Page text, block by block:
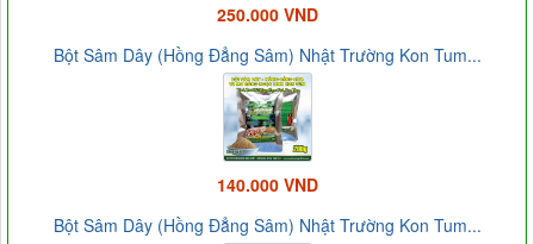
250.000 VND
Bột Sâm Dây (Hồng Đẳng Sâm) Nhật Trường Kon Tum...
140.000 VND
Bột Sâm Dây (Hồng Đẳng Sâm) Nhật Trường Kon Tum...